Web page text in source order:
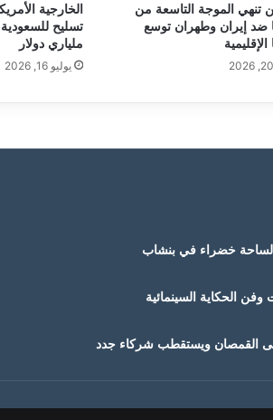
تنهي الموجة التاسعة من
ضد إيران وطهران توسع
الخارجية
تسليح للسعودية
ملياري دولار
يوليو 16, 2026
خضراء في بنشاب
الحكاية السينمائية
القمصان ويستقطب شركاء جدد